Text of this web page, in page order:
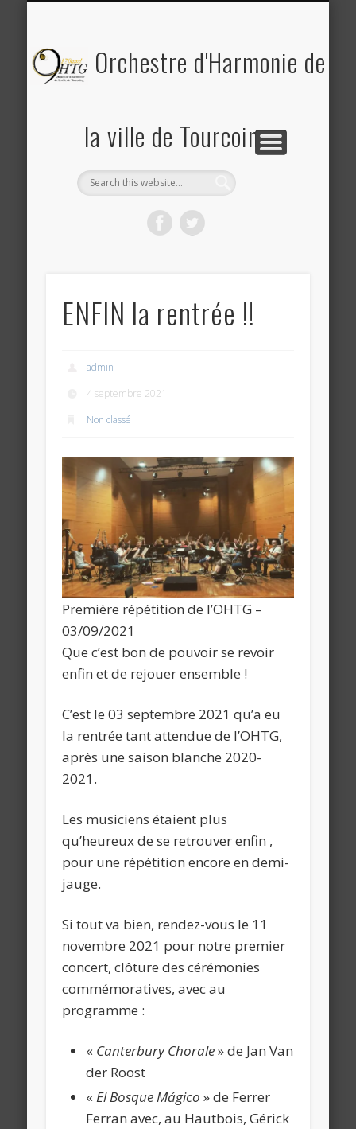
Orchestre d'Harmonie de
la ville de Tourcoing
ENFIN la rentrée !!
admin
4 septembre 2021
Non classé
Première répétition de l’OHTG –
03/09/2021
Que c’est bon de pouvoir se revoir
enfin et de rejouer ensemble !
C’est le 03 septembre 2021 qu’a eu
la rentrée tant attendue de l’OHTG,
après une saison blanche 2020-
2021.
Les musiciens étaient plus
qu’heureux de se retrouver enfin ,
pour une répétition encore en demi-
jauge.
Si tout va bien, rendez-vous le 11
novembre 2021 pour notre premier
concert, clôture des cérémonies
commémoratives, avec au
programme :
« Canterbury Chorale» de Jan Van
der Roost
«El Bosque Mágico » de Ferrer
Ferran avec, au Hautbois, Gérick